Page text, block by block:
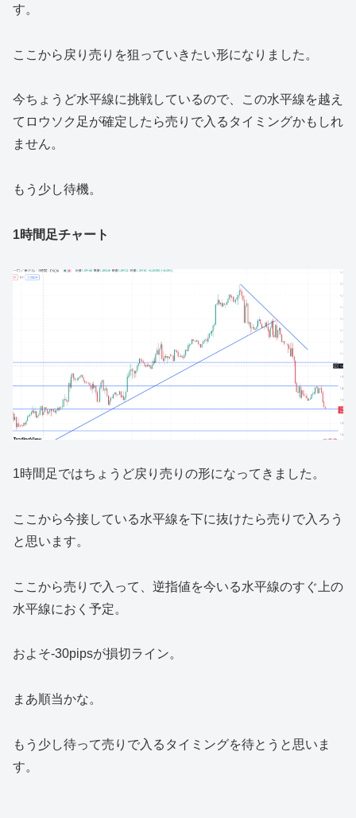
す。
ここから戻り売りを狙っていきたい形になりました。
今ちょうど水平線に挑戦しているので、この水平線を越え
てロウソク足が確定したら売りで入るタイミングかもしれ
ません。
もう少し待機。
1時間足チャート
1時間足ではちょうど戻り売りの形になってきました。
ここから今接している水平線を下に抜けたら売りで入ろう
と思います。
ここから売りで入って、逆指値を今いる水平線のすぐ上の
水平線におく予定。
およそ-30pipsが損切ライン。
まあ順当かな。
もう少し待って売りで入るタイミングを待とうと思いま
す。